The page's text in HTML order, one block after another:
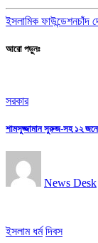
ইসলামিক ফাউন্ডেশনচাঁদ
আরো পড়ুনঃ
সরকার
শামসুজ্জামান সুরুজ-সহ ১২
News Desk
ইসলাম ধর্ম দিবস